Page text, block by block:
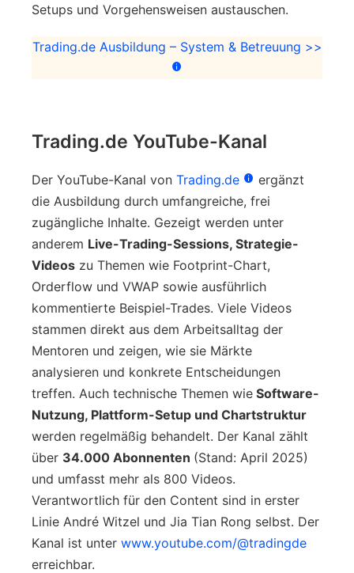
Setups und Vorgehensweisen austauschen.
Trading.de Ausbildung – System & Betreuung >>
Trading.de YouTube-Kanal
Der YouTube-Kanal von Trading.de
ergänzt
die Ausbildung durch umfangreiche, frei
zugängliche Inhalte. Gezeigt werden unter
anderem Live-Trading-Sessions, Strategie-
Videos zu Themen wie Footprint-Chart,
Orderflow und VWAP sowie ausführlich
kommentierte Beispiel-Trades. Viele Videos
stammen direkt aus dem Arbeitsalltag der
Mentoren und zeigen, wie sie Märkte
analysieren und konkrete Entscheidungen
treffen. Auch technische Themen wie Software-
Nutzung, Plattform-Setup und Chartstruktur
werden regelmäßig behandelt. Der Kanal zählt
über 34.000 Abonnenten (Stand: April 2025)
und umfasst mehr als 800 Videos.
Verantwortlich für den Content sind in erster
Linie André Witzel und Jia Tian Rong selbst. Der
Kanal ist unter www.youtube.com/@tradingde
erreichbar.